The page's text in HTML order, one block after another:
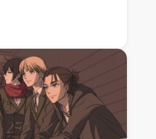
berlatar langit cerah,
desktop.